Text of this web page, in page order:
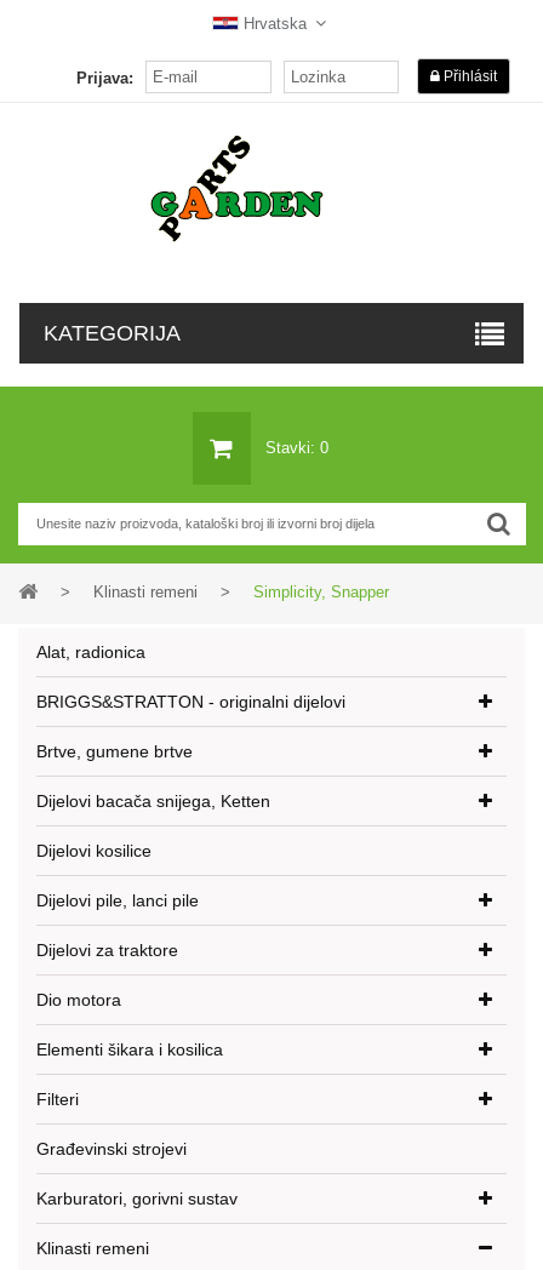
Hrvatska
Prijava: Přihlásit
KATEGORIJA
Stavki: 0
> Klinasti remeni > Simplicity, Snapper
Alat, radionica
BRIGGS&STRATTON - originalni dijelovi
Brtve, gumene brtve
Dijelovi bacača snijega, Ketten
Dijelovi kosilice
Dijelovi pile, lanci pile
Dijelovi za traktore
Dio motora
Elementi šikara i kosilica
Filteri
Građevinski strojevi
Karburatori, gorivni sustav
Klinasti remeni